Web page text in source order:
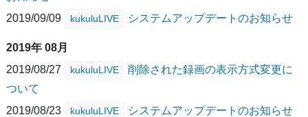
2019/09/09
kukuluLIVE システムアップデートのお知らせ
2019年 08月
2019/08/27
kukuluLIVE
削除された録画の表示方式変更に
ついて
2019/08/23
kukuluLIVE システムアップデートのお知らせ